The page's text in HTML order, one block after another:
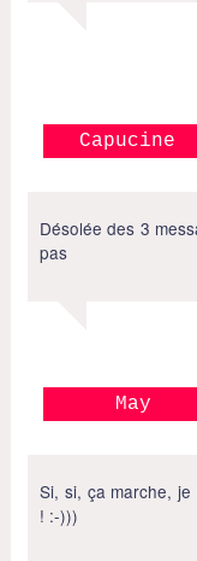
Capucine
Désolée des 3
pas
May
Si, si, ça marche, je
! :-)))